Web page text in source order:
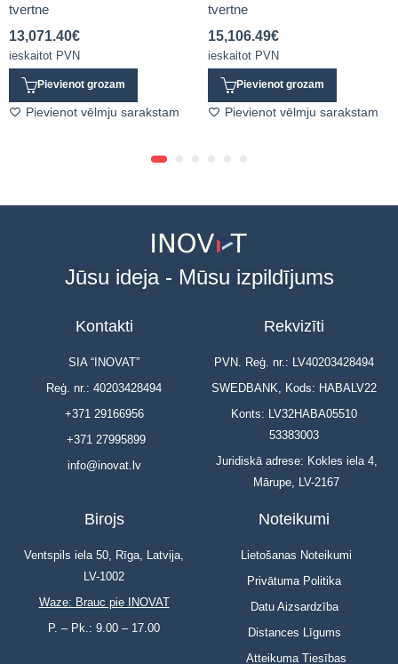
tvertne
13,071.40€
ieskaitot PVN
Pievienot grozam
Pievienot vēlmju sarakstam
tvertne
15,106.49€
ieskaitot PVN
Pievienot grozam
Pievienot vēlmju sarakstam
Jūsu ideja - Mūsu izpildījums
Kontakti
SIA “INOVAT”
Reģ. nr.: 40203428494
+371 29166956
+371 27995899
info@inovat.lv
Rekvizīti
PVN. Reģ. nr.: LV40203428494
SWEDBANK, Kods: HABALV22
Konts: LV32HABA05510
53383003
Juridiskā adrese: Kokles iela 4,
Mārupe, LV-2167
Birojs
Ventspils iela 50, Rīga, Latvija,
LV-1002
Waze: Brauc pie INOVAT
P. – Pk.: 9.00 – 17.00
Noteikumi
Lietošanas Noteikumi
Privātuma Politika
Datu Aizsardzība
Distances Līgums
Atteikuma Tiesības